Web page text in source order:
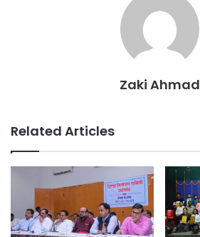
Zaki Ahmad
Related Articles